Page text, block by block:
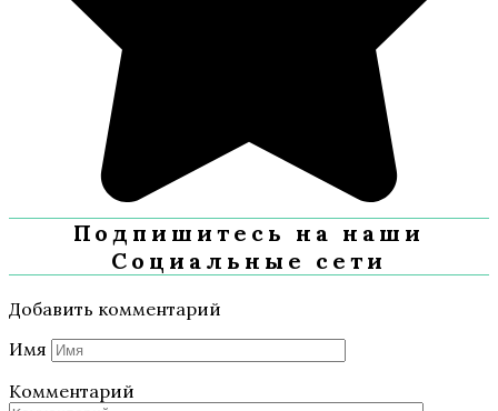
Подпишитесь на наши
Социальные сети
Добавить комментарий
Имя
Комментарий